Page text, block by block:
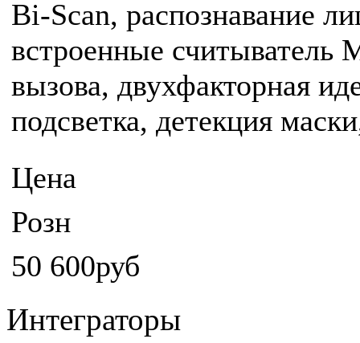
Bi-Scan, распознавание
встроенные
вызова, двухфакторная
подсветка, детекция
Цена
Розн
50 600руб
Интеграторы